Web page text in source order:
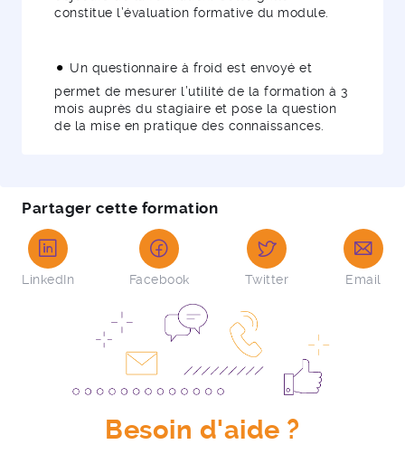
constitue l’évaluation formative du module.
Un questionnaire à froid est envoyé et
permet de mesurer l’utilité de la formation à 3
mois auprès du stagiaire et pose la question
de la mise en pratique des connaissances.
Partager cette formation
LinkedIn Facebook Twitter Email
Besoin d'aide ?